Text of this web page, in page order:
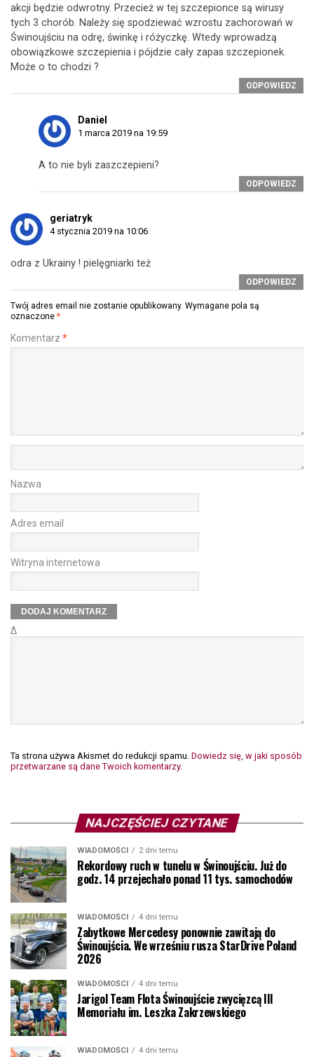
akcji będzie odwrotny. Przecież w tej szczepionce są wirusy
tych 3 chorób. Należy się spodziewać wzrostu zachorowań w
Świnoujściu na odrę, świnkę i różyczkę. Wtedy wprowadzą
obowiązkowe szczepienia i pójdzie cały zapas szczepionek.
Może o to chodzi ?
ODPOWIEDZ
Daniel
1 marca 2019 na 19:59
A to nie byli zaszczepieni?
ODPOWIEDZ
geriatryk
4 stycznia 2019 na 10:06
odra z Ukrainy ! pielęgniarki też
ODPOWIEDZ
Twój adres email nie zostanie opublikowany. Wymagane pola są
oznaczone *
Komentarz *
Nazwa
Adres email
Witryna internetowa
Δ
Ta strona używa Akismet do redukcji spamu. Dowiedz się, w jaki sposób
przetwarzane są dane Twoich komentarzy.
NAJCZĘŚCIEJ CZYTANE
WIADOMOŚCI 2 dni temu
Rekordowy ruch w tunelu w Świnoujściu. Już do
godz. 14 przejechało ponad 11 tys. samochodów
WIADOMOŚCI 4 dni temu
Zabytkowe Mercedesy ponownie zawitają do
Świnoujścia. We wrześniu rusza StarDrive Poland
2026
WIADOMOŚCI 4 dni temu
Jarigol Team Flota Świnoujście zwycięzcą III
Memoriału im. Leszka Zakrzewskiego
WIADOMOŚCI 4 dni temu